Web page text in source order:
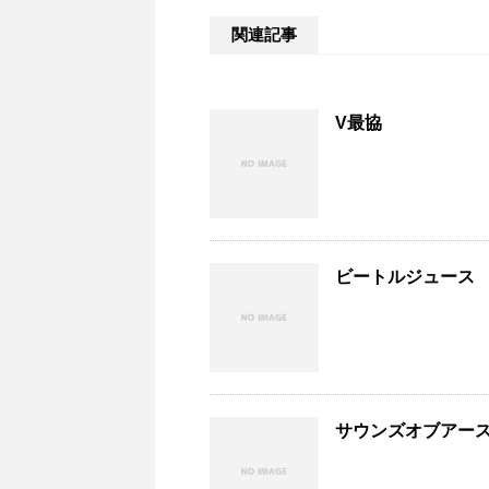
関連記事
V最協
ビートルジュース
サウンズオブアー